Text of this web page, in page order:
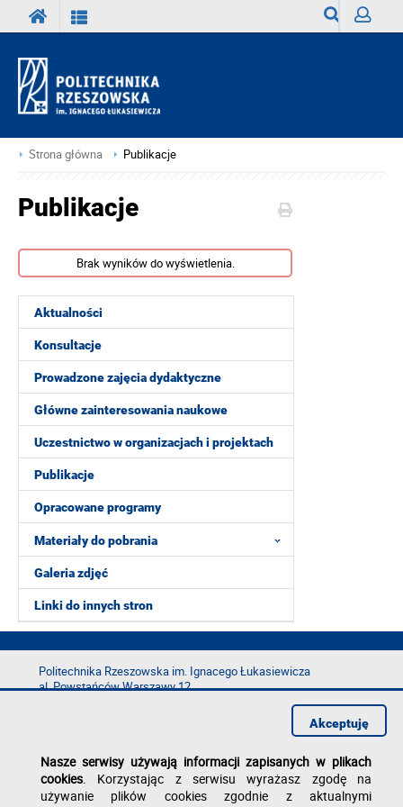
Strona główna Publikacje
Aktualności
Konsultacje
Prowadzone zajęcia dydaktyczne
Główne zainteresowania naukowe
Uczestnictwo w organizacjach i projektach
Publikacje
Opracowane programy
Materiały do pobrania
Galeria zdjęć
Linki do innych stron
Publikacje
Brak wyników do wyświetlenia.
Politechnika Rzeszowska im. Ignacego Łukasiewicza
al. Powstańców Warszawy 12
e-mail:kancelaria@prz.edu.pl
Deklaracja dostępności
Nasze serwisy używają informacji zapisanych w plikach
cookies. Korzystając z serwisu wyrażasz zgodę na
używanie plików cookies zgodnie z aktualnymi
Akceptuję